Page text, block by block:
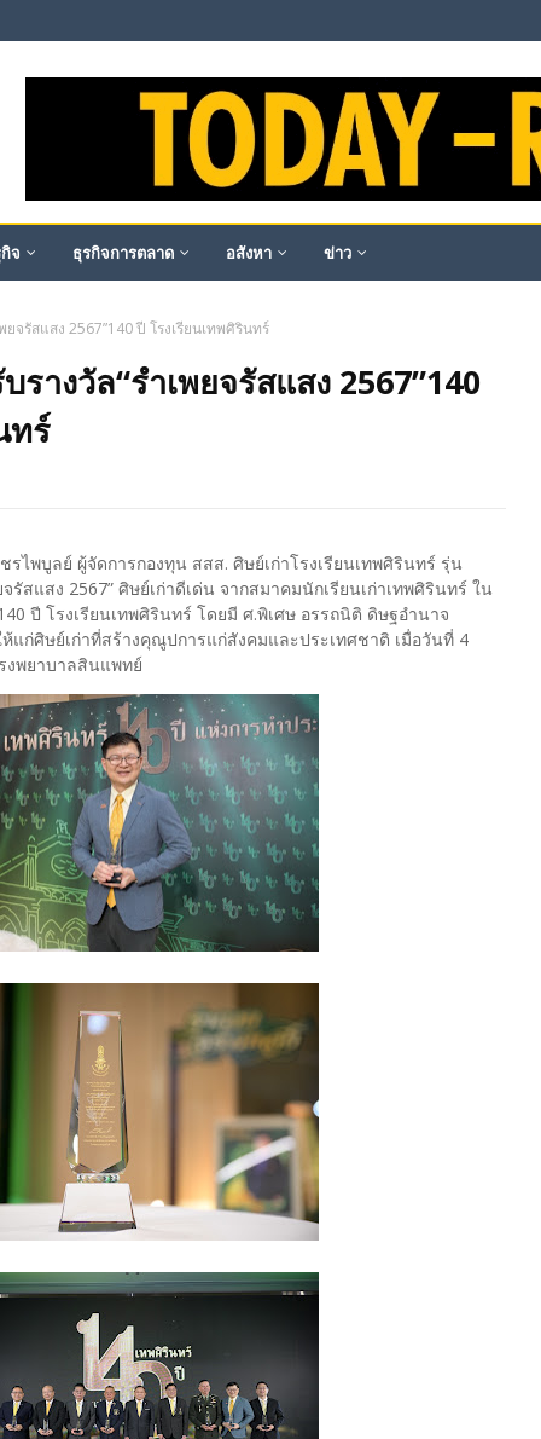
จ ธุรกิจการตลาด อสังหา ข่าว
ยจรัสแสง 2567”140 ปี โรงเรียนเทพศิรินทร์
างวัล“รำเพยจรัสแสง 2567”140
ทร์
รไพบูลย์ ผู้จัดการกองทุน สสส. ศิษย์เก่าโรงเรียนเทพศิรินทร์ รุ่น
รัสแสง 2567” ศิษย์เก่าดีเด่น จากสมาคมนักเรียนเก่าเทพศิรินทร์ ใน
ปี โรงเรียนเทพศิรินทร์ โดยมี ศ.พิเศษ อรรถนิติ ดิษฐอำนาจ
แก่ศิษย์เก่าที่สร้างคุณูปการแก่สังคมและประเทศชาติ เมื่อวันที่ 4
พยาบาลสินแพทย์